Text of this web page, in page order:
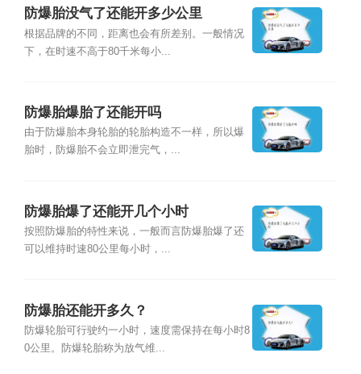
防爆胎没气了还能开多少公里
根据品牌的不同，距离也会有所差别。一般情况
下，在时速不高于80千米每小...
防爆胎爆胎了还能开吗
由于防爆胎本身轮胎的轮胎构造不一样，所以爆
胎时，防爆胎不会立即泄完气，...
防爆胎爆了还能开几个小时
按照防爆胎的特性来说，一般而言防爆胎爆了还
可以维持时速80公里每小时，...
防爆胎还能开多久？
防爆轮胎可行驶约一小时，速度需保持在每小时8
0公里。防爆轮胎称为放气维...